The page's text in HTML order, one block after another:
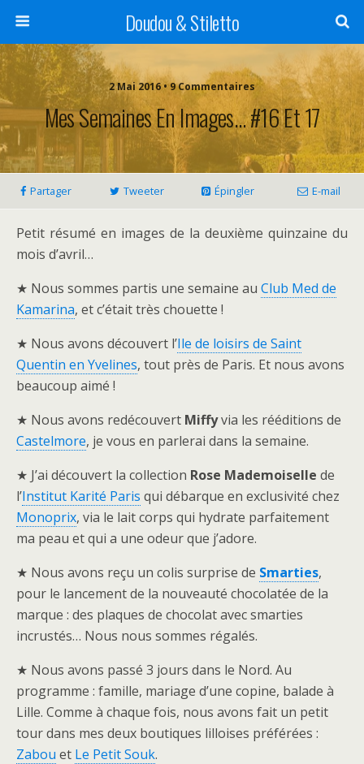
Doudou & Stiletto
2 Mai 2016 • 9 Commentaires
Mes Semaines En Images… #16 Et 17
Partager Tweeter Épingler E-mail
Petit résumé en images de la deuxième quinzaine du
mois d’avril…
★ Nous sommes partis une semaine au Club Med de
Kamarina, et c’était très chouette !
★ Nous avons découvert l’Ile de loisirs de Saint
Quentin en Yvelines, tout près de Paris. Et nous avons
beaucoup aimé !
★ Nous avons redécouvert Miffyvia les rééditions de
Castelmore, je vous en parlerai dans la semaine.
★ J’ai découvert la collection Rose Mademoiselle de
l’Institut Karité Paris qui débarque en exclusivité chez
Monoprix, via le lait corps qui hydrate parfaitement
ma peau et qui a une odeur que j’adore.
★ Nous avons reçu un colis surprise de Smarties,
pour le lancement de la nouveauté chocolatée de la
marque : des plaques de chocolat avec smarties
incrustés… Nous nous sommes régalés.
★ Nous avons passé 3 jours dans le Nord. Au
programme : famille, mariage d’une copine, balade à
Lille. Comme à chaque fois, nous avons fait un petit
tour dans mes deux boutiques lilloises préférées :
Zabou et Le Petit Souk.